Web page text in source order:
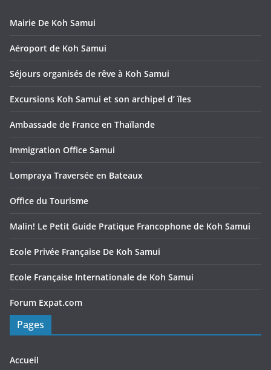
Mairie De Koh Samui
Aéroport de Koh Samui
Séjours organisés de rêve à Koh Samui
Excursions Koh Samui et son archipel d’ îles
Ambassade de France en Thaïlande
Immigration Office Samui
Lompraya Traversée en Bateaux
Office du Tourisme
Malin! Le Petit Guide Pratique Francophone de Koh Samui
Ecole Privée Française De Koh Samui
Ecole Française Internationale de Koh Samui
Forum Expat.com
Pages
Accueil